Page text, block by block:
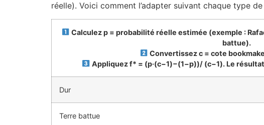
réelle). Voici comment l’adapter suivant chaque type
Calculez p = probabilité réelle estimée (exemple :
battue).
Convertissez c = cote
Appliquez f* = (p·(c−1)−(1−p))/ (c−1). Le
Dur
Terre battue